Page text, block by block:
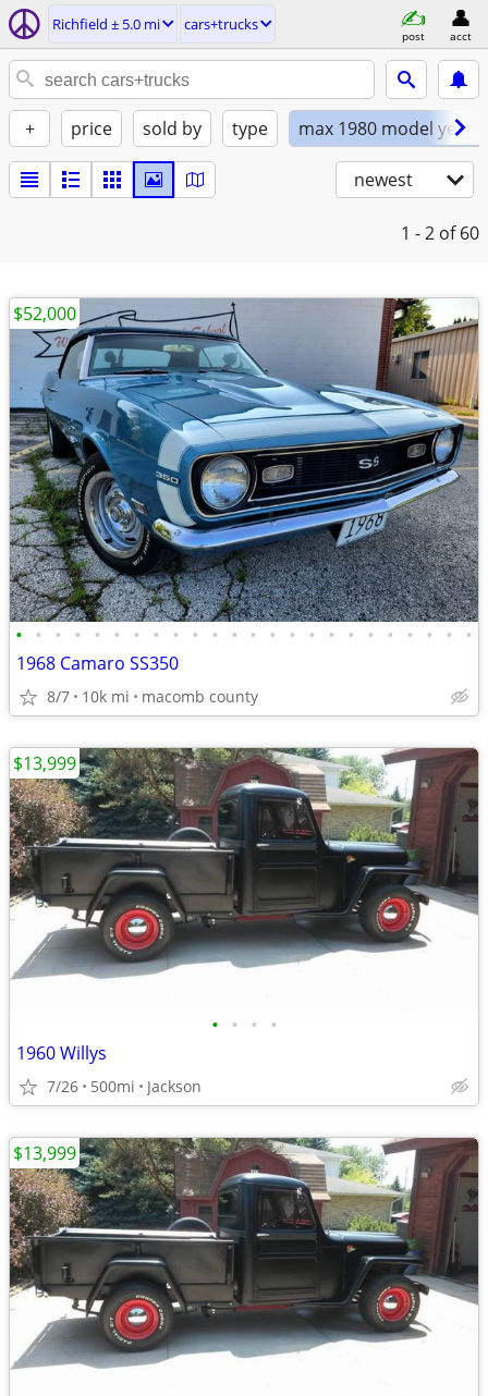
Richfield ± 5.0 mi cars+trucks
post acct
+ price sold by type max 1980 model year
newest
1 - 2 of 60
• • • • • • • • • • • • • • • • • • • • • • • •
1968 Camaro SS350
8/7 10k mi macomb county
$52,000
• • • •
1960 Willys
7/26 500mi Jackson
$13,999
$13,999